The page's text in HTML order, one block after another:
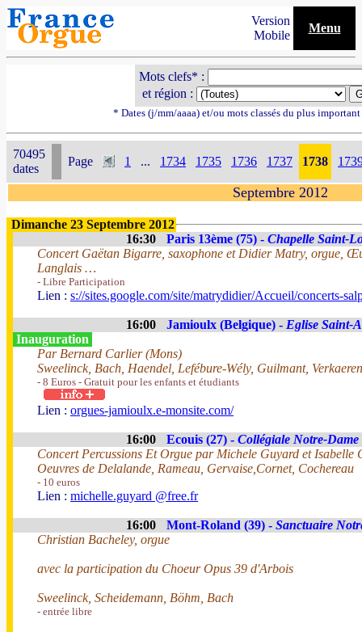
Version
Mobile
Menu
Mots clefs* :
et région :
* Dates (j/mm/aaaa) et/ou mots classés du plus
70495
dates
Page 1 ... 1734 1735 1736 1737 1738
Septembre 2012
Dimanche 23 Septembre 2012
16:30
Paris 13ème (75) - Chapelle Saint-
Concert Gaëtan Bigarre, saxophone et Didier Matry, orgue,
Langlais …
- Libre Participation
Lien : s://sites.google.com/site/matrydidier/Accueil/concerts-
16:00 Jamioulx (Belgique) - Eglise Saint-
Inauguration
Par Bernard Carlier (Mons)
Sweelinck, Bach, Haendel, Lefébure-Wély, Guilmant,
- 8 Euros - Gratuit pour les enfants et étudiants
Lien : orgues-jamioulx.e-monsite.com/
16:00 Ecouis (27) - Collégiale Notre-Dame
Concert Percussions Et Orgue par Michele Guyard et Isabelle
Oeuvres de Delalande, Rameau, Gervaise,Cornet, Cochereau
- 10 euros
Lien : michelle.guyard @free.fr
16:00 Mont-Roland (39) - Sanctuaire
Christian Bacheley, orgue
avec la participation du Choeur Opus 39 d'Arbois
Sweelinck, Scheidemann, Böhm, Bach
- entrée libre